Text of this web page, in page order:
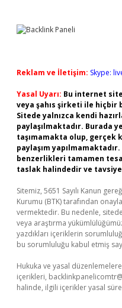
Reklam ve İletişim: Skype:
Yasal Uyarı: Bu internet
veya şahıs şirketi ile hiçbir
Sitede yalnızca kendi
paylaşılmaktadır. Burada
taşımamakta olup, gerçek
paylaşım
benzerlikleri tamamen
taslak halindedir ve
Sitemiz, 5651 Sayılı Kanun
Kurumu (BTK) tarafından
vermektedir. Bu nedenle,
veya araştırma
yazdıkları içeriklerin
bu sorumluluğu kabul etmiş
Hukuka ve yasal
içerikleri,
halinde, ilgili içerikler yasal